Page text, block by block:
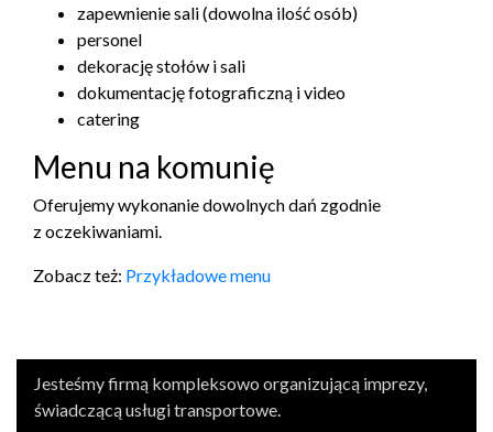
zapewnie­nie sali (dowolna ilość osób)
per­sonel
deko­rację stołów i sali
doku­men­tację fotograficzną i video
cater­ing
Menu na komunię
Ofer­u­jemy wyko­nanie dowol­nych dań zgod­nie
z oczekiwaniami.
Zobacz też: Przykład­owe menu
Jesteśmy firmą kom­plek­sowo orga­nizu­jącą imprezy,
świad­czącą usługi transportowe.